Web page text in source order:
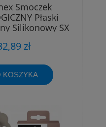
Smoczek
Płaski
Silikonowy SX
zł
KOSZYKA